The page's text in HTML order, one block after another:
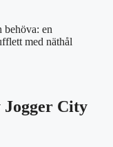
en
med näthål
Jogger City